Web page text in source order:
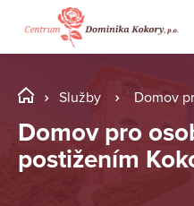
Služby Domov pro
Domov pro
postižením